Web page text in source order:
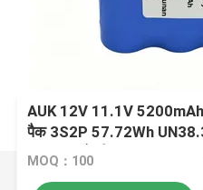
AUK 12V 11.1V
पैक 3S2P 57.72Wh
पावर टूल्स के लिए
MOQ：100